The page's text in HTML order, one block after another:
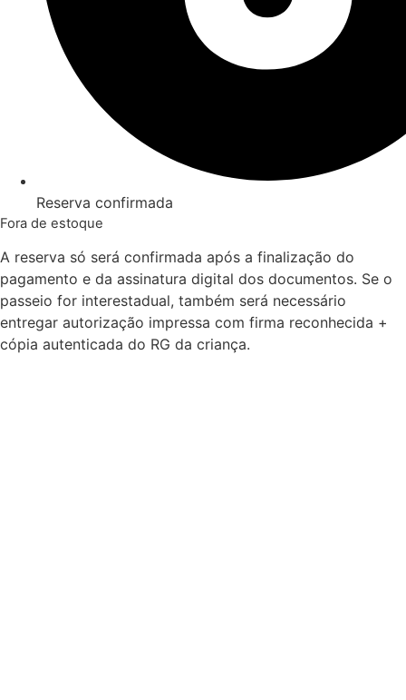
Reserva confirmada
Fora de estoque
A reserva só será confirmada após a finalização do
pagamento e da assinatura digital dos documentos. Se o
passeio for interestadual, também será necessário
entregar autorização impressa com firma reconhecida +
cópia autenticada do RG da criança.